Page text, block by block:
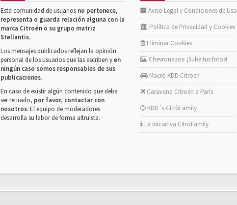
Esta comunidad de usuarios no pertenece,
representa o guarda relación alguna con la
marca Citroën o su grupo matriz
Stellantis.
Los mensajes publicados reflejan la opinión
personal de los usuarios que las escriben yen
ningún caso somos responsables de sus
publicaciones.
En caso de existir algún contenido que deba
ser retirado, por favor, contactar con
nosotros. El equipo de moderadores
desarrolla su labor de forma altruista.
Aviso Legal y Condiciones de Uso
Política de Privacidad y Cookies
Eliminar Cookies
Chevronazos: ¡Sube tus fotos!
Macro KDD Citroën
Caravana Citroën a París
KDD´s CitröFamily
La iniciativa CitröFamily